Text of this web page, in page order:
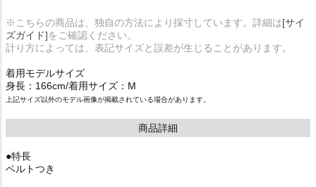
※こちらの商品は、独自の方法により採寸しています。詳細は[サイ
ズガイド]をご確認ください。
計り方によっては、表記サイズと誤差が生じることがあります。
着用モデルサイズ
身長：166cm/着用サイズ：M
上記サイズ以外のモデル画像が掲載されている場合があります。
商品詳細
●特長
ベルトつき